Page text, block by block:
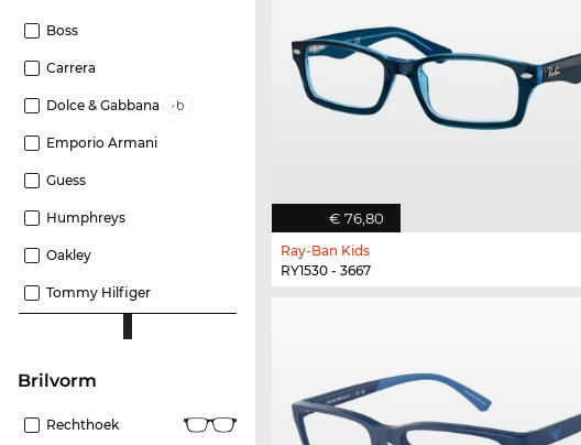
Boss
Carrera
Dolce & Gabbana
Emporio Armani
Guess
Humphreys
Oakley
Tommy Hilfiger
Brilvorm
Rechthoek
€ 76,80
Ray-Ban Kids
RY1530 - 3667